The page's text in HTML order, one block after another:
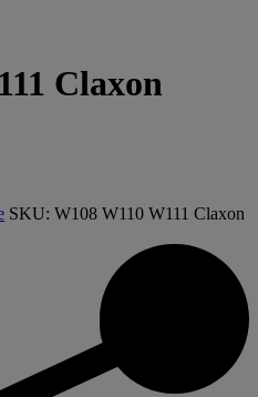
Claxon
SKU: W108 W110 W111 Claxon